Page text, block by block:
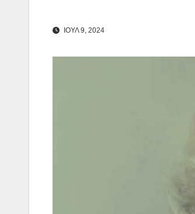
ΙΟΥΛ 9, 2024